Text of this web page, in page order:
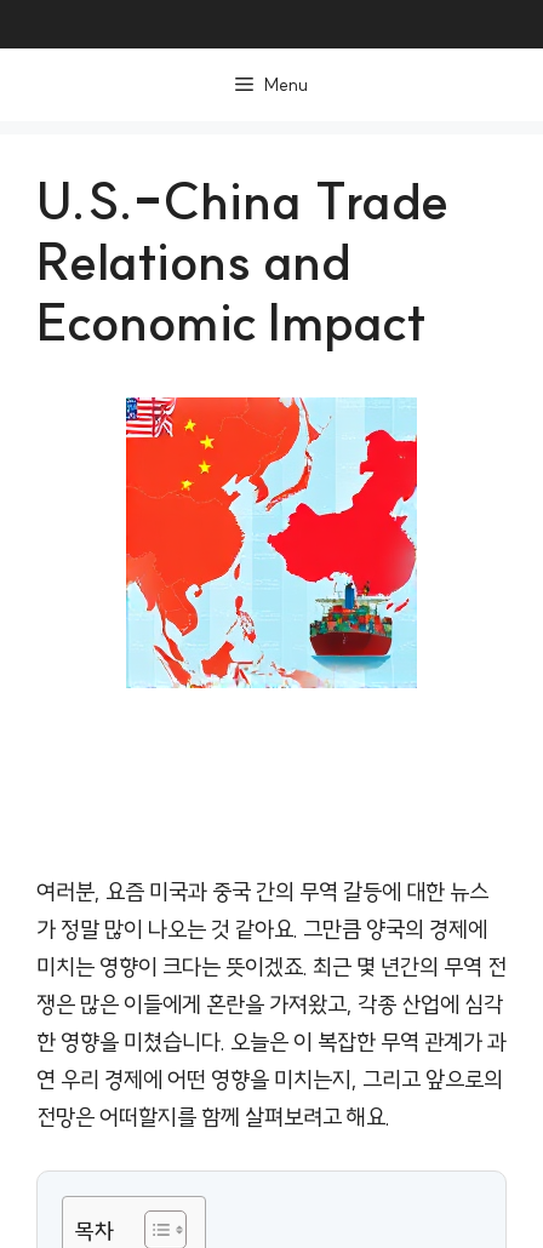
Menu
U.S.-China Trade
Relations and
Economic Impact
여러분, 요즘 미국과 중국 간의 무역 갈등에 대한 뉴스
가 정말 많이 나오는 것 같아요. 그만큼 양국의 경제에
미치는 영향이 크다는 뜻이겠죠. 최근 몇 년간의 무역 전
쟁은 많은 이들에게 혼란을 가져왔고, 각종 산업에 심각
한 영향을 미쳤습니다. 오늘은 이 복잡한 무역 관계가 과
연 우리 경제에 어떤 영향을 미치는지, 그리고 앞으로의
전망은 어떠할지를 함께 살펴보려고 해요.
목차